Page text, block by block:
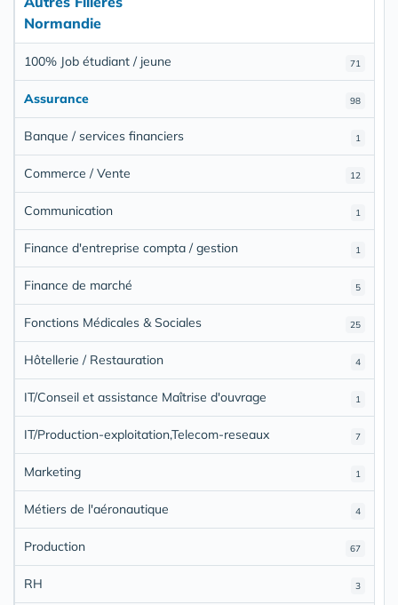
Normandie
71
100% Job étudiant / jeune
98
Assurance
1
Banque / services financiers
12
Commerce / Vente
1
Communication
1
Finance d'entreprise compta / gestion
5
Finance de marché
25
Fonctions Médicales & Sociales
4
Hôtellerie / Restauration
1
IT/Conseil et assistance Maîtrise d'ouvrage
7
IT/Production-exploitation,Telecom-reseaux
1
Marketing
4
Métiers de l'aéronautique
67
Production
3
RH